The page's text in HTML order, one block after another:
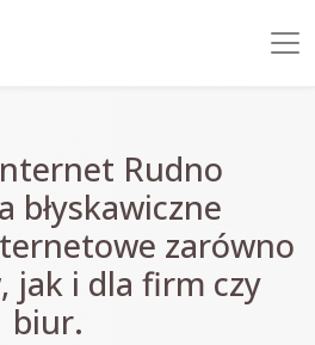
Rudno
błyskawiczne
zarówno
jak i dla firm czy
biur.